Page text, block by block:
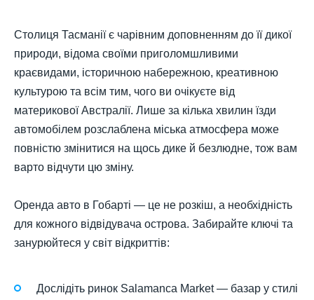
Столиця Тасманії є чарівним доповненням до її дикої
природи, відома своїми приголомшливими
краєвидами, історичною набережною, креативною
культурою та всім тим, чого ви очікуєте від
материкової Австралії. Лише за кілька хвилин їзди
автомобілем розслаблена міська атмосфера може
повністю змінитися на щось дике й безлюдне, тож вам
варто відчути цю зміну.
Оренда авто в Гобарті — це не розкіш, а необхідність
для кожного відвідувача острова. Забирайте ключі та
занурюйтеся у світ відкриттів:
Дослідіть ринок Salamanca Market — базар у стилі